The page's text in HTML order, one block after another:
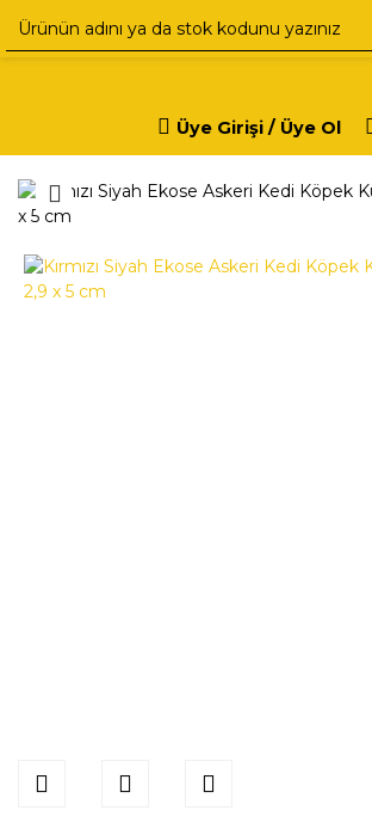
Üye Girişi / Üye Ol